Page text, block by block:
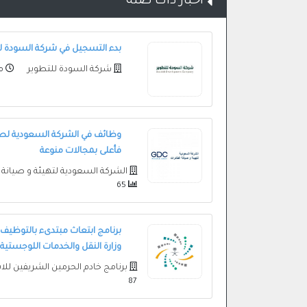
بدء التسجيل في شركة السودة
شركة السودة للتطوير
وظائف في الشركة السعودية
فأعلى بمجالات منوعة
الشركة السعودية لتهيئة و
برنامج ابتعاث مبتدىء
وزارة النقل والخدمات اللوجستية
برنامج خادم الحرمين الشريفين
87